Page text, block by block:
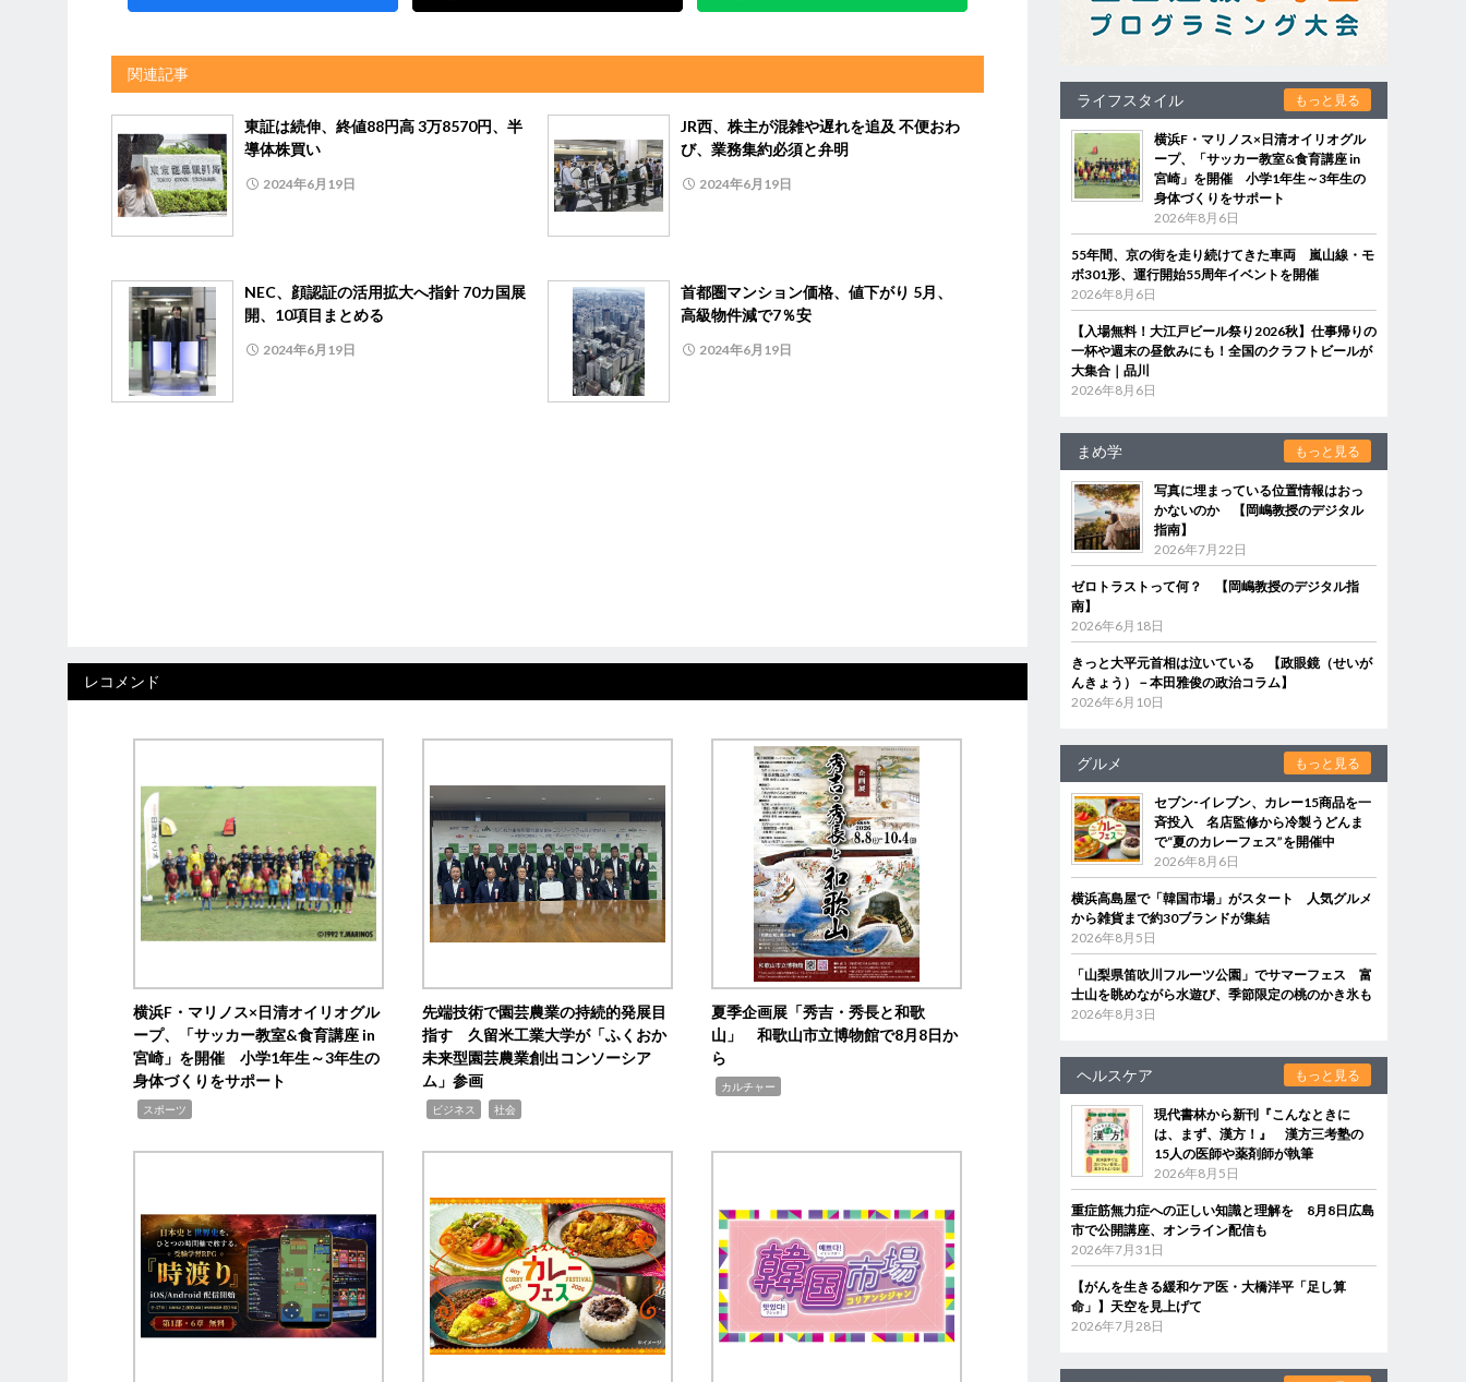
関連記事
東証は続伸、終値88円高 3万8570円、半
導体株買い
2024年6月19日
JR西、株主が混雑や遅れを追及 不便おわ
び、業務集約必須と弁明
2024年6月19日
NEC、顔認証の活用拡大へ指針 70カ国展
開、10項目まとめる
2024年6月19日
首都圏マンション価格、値下がり 5月、
高級物件減で7％安
2024年6月19日
レコメンド
横浜F・マリノス×日清オイリオグル
ープ、「サッカー教室&食育講座 in
宮崎」を開催 小学1年生～3年生の
身体づくりをサポート
スポーツ
先端技術で園芸農業の持続的発展目
指す 久留米工業大学が「ふくおか
未来型園芸農業創出コンソーシア
ム」参画
ビジネス 社会
夏季企画展「秀吉・秀長と和歌
山」 和歌山市立博物館で8月8日か
ら
カルチャー
ライフスタイル もっと見る
横浜F・マリノス×日清オイリオグル
ープ、「サッカー教室&食育講座 in
宮崎」を開催 小学1年生～3年生の
身体づくりをサポート
2026年8月6日
55年間、京の街を走り続けてきた車両 嵐山線・モ
ボ301形、運行開始55周年イベントを開催
2026年8月6日
【入場無料！大江戸ビール祭り2026秋】仕事帰りの
一杯や週末の昼飲みにも！全国のクラフトビールが
大集合｜品川
2026年8月6日
まめ学 もっと見る
写真に埋まっている位置情報はおっ
かないのか 【岡嶋教授のデジタル
指南】
2026年7月22日
ゼロトラストって何？ 【岡嶋教授のデジタル指
南】
2026年6月18日
きっと大平元首相は泣いている 【政眼鏡（せいが
んきょう）－本田雅俊の政治コラム】
2026年6月10日
グルメ もっと見る
セブン‐イレブン、カレー15商品を一
斉投入 名店監修から冷製うどんま
で“夏のカレーフェス”を開催中
2026年8月6日
横浜高島屋で「韓国市場」がスタート 人気グルメ
から雑貨まで約30ブランドが集結
2026年8月5日
「山梨県笛吹川フルーツ公園」でサマーフェス 富
士山を眺めながら水遊び、季節限定の桃のかき氷も
2026年8月3日
ヘルスケア もっと見る
現代書林から新刊『こんなときに
は、まず、漢方！』 漢方三考塾の
15人の医師や薬剤師が執筆
2026年8月5日
重症筋無力症への正しい知識と理解を 8月8日広島
市で公開講座、オンライン配信も
2026年7月31日
【がんを生きる緩和ケア医・大橋洋平「足し算
命」】天空を見上げて
2026年7月28日